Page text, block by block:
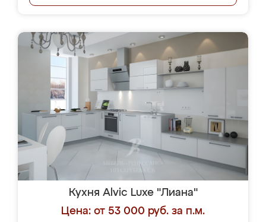
Кухня Alvic Luxe "Лиана"
Цена: от 53 000 руб. за п.м.